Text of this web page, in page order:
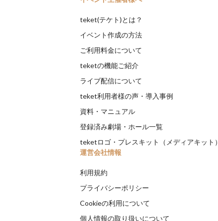
teket(テケト)とは？
イベント作成の方法
ご利用料金について
teketの機能ご紹介
ライブ配信について
teket利用者様の声・導入事例
資料・マニュアル
登録済み劇場・ホール一覧
teketロゴ・プレスキット（メディアキット）
運営会社情報
利用規約
プライバシーポリシー
Cookieの利用について
個人情報の取り扱いについて